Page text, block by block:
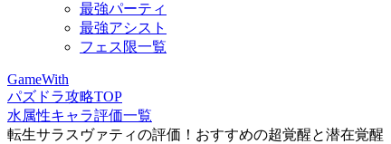
最強パーティ
最強アシスト
フェス限一覧
GameWith
パズドラ攻略TOP
水属性キャラ評価一覧
転生サラスヴァティの評価！おすすめの超覚醒と潜在覚醒